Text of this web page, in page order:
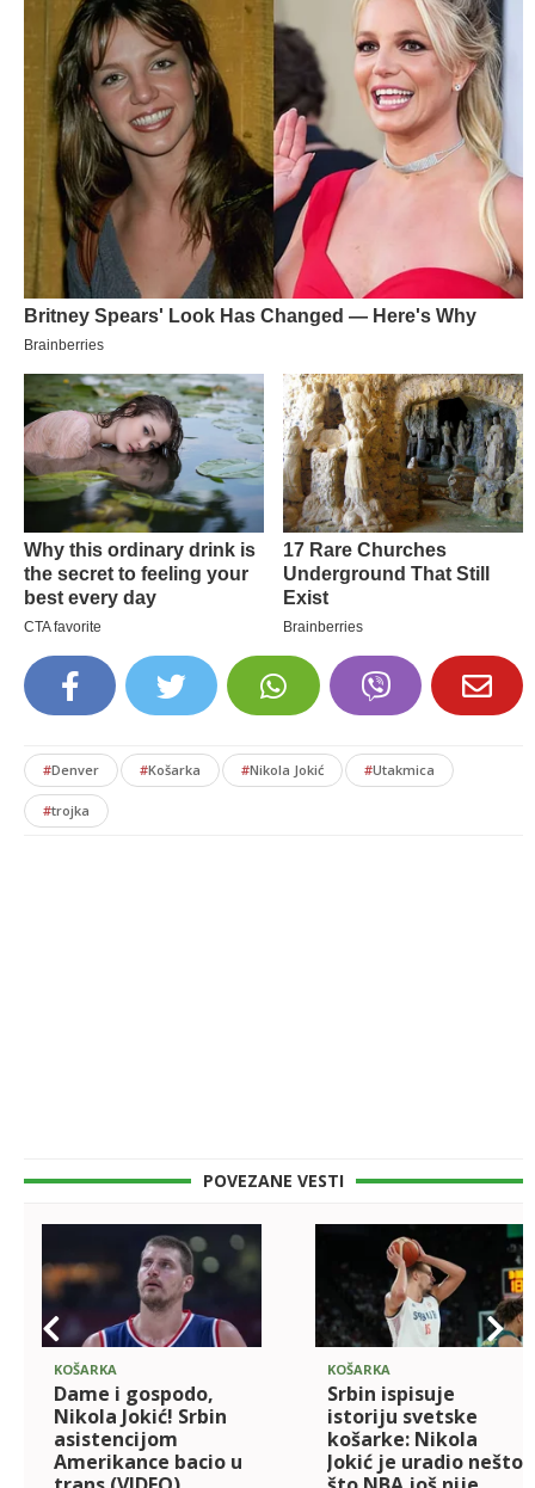
#Denver #Košarka #Nikola Jokić #Utakmica
#trojka
POVEZANE VESTI
KOŠARKA
Dame i gospodo,
Nikola Jokić! Srbin
asistencijom
Amerikance bacio u
KOŠARKA
Srbin ispisuje
istoriju svetske
košarke: Nikola
Jokić je uradio nešto